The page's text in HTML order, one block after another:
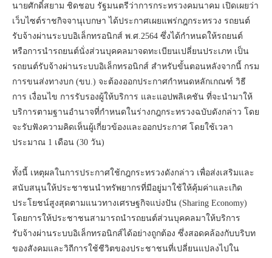
นายศักดิ์สยาม ชิดชอบ รัฐมนตรีว่าการกระทรวงคมนาคม เปิดเผยว่า
เว็บไซต์ราชกิจจานุเบกษา ได้ประกาศเผยแพร่กฎกระทรวง รถยนต์
รับจ้างผ่านระบบอิเล็กทรอนิกส์ พ.ศ.2564 ซึ่งได้กำหนดให้รถยนต์
หรือการนํารถยนต์นั่งส่วนบุคคลมาจดทะเบียนเปลี่ยนประเภท เป็น
รถยนต์รับจ้างผ่านระบบอิเล็กทรอนิกส์ สำหรับขั้นตอนหลังจากนี้ กรม
การขนส่งทางบก (ขบ.) จะต้องออกประกาศกําหนดหลักเกณฑ์ วิธี
การ เงื่อนไข การรับรองผู้ให้บริการ และแอปพลิเคชัน ที่จะนํามาให้
บริการตามฐานอํานาจที่กําหนดในร่างกฎกระทรวงฉบับดังกล่าว โดย
จะรับฟังความคิดเห็นผู้เกี่ยวข้องและออกประกาศ โดยใช้เวลา
ประมาณ 1 เดือน (30 วัน)
ทั้งนี้ เหตุผลในการประกาศใช้กฎกระทรวงดังกล่าว เพื่อส่งเสริมและ
สนับสนุนให้ประชาชนนำทรัพยากรที่มีอยู่มาใช้ให้คุ้มค่าและเกิด
ประโยชน์สูงสุดตามแนวทางเศรษฐกิจแบ่งปัน (Sharing Economy)
โดยการให้ประชาชนสามารถนำรถยนต์ส่วนบุคคลมาให้บริการ
รับจ้างผ่านระบบอิเล็กทรอนิกส์ได้อย่างถูกต้อง ซึ่งสอดคล้องกับบริบท
ของสังคมและวิถีการใช้ชีวิตของประชาชนที่เปลี่ยนแปลงไปใน